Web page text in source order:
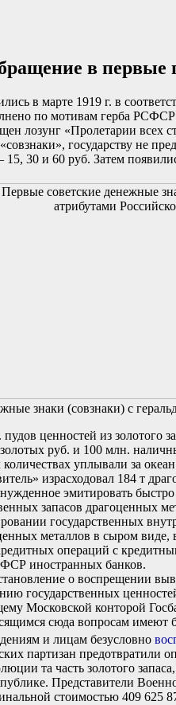
в первые
в марте 1919 г. в
по мотивам герба
лозунг «Пролетарии всех
государству не
30 и 60 руб. Затем
знаки (совзнаки) с
ценностей из золотого
руб. и 100 млн.
уплывали за
израсходовал 184 т
эмитировать
запасов драгоценных
государственных
металлов в сыром виде,
операций с
иностранных банков.
о воспрещении
государственных
Московской конторой
сюда вопросам
и лицам безусловно
предотвратили
та часть золотого
Представители
стоимостью 409 625